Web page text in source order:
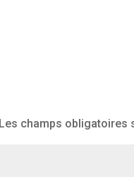
Les champs obligatoires